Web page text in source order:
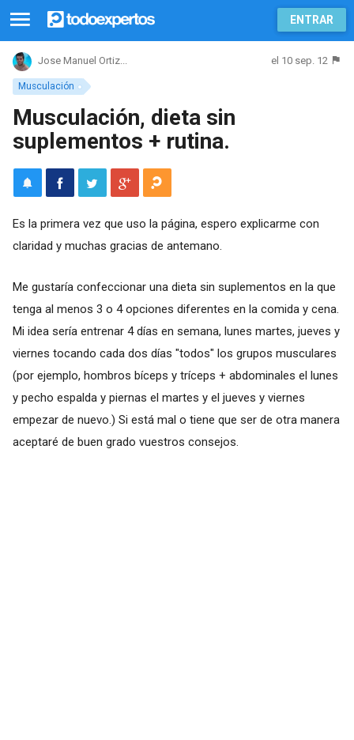
ENTRAR
Musculación
Jose Manuel Ortiz... el 10 sep. 12
Musculación, dieta sin
suplementos + rutina.
Es la primera vez que uso la página, espero explicarme con
claridad y muchas gracias de antemano.
Me gustaría confeccionar una dieta sin suplementos en la que
tenga al menos 3 o 4 opciones diferentes en la comida y cena.
Mi idea sería entrenar 4 días en semana, lunes martes, jueves y
viernes tocando cada dos días "todos" los grupos musculares
(por ejemplo, hombros bíceps y tríceps + abdominales el lunes
y pecho espalda y piernas el martes y el jueves y viernes
empezar de nuevo.) Si está mal o tiene que ser de otra manera
aceptaré de buen grado vuestros consejos.